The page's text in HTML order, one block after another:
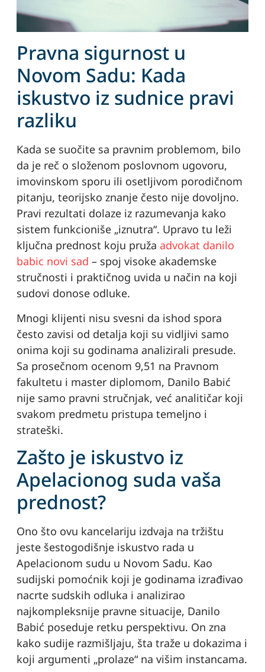
Pravna sigurnost u
Novom Sadu: Kada
iskustvo iz sudnice pravi
razliku
Kada se suočite sa pravnim problemom, bilo
da je reč o složenom poslovnom ugovoru,
imovinskom sporu ili osetljivom porodičnom
pitanju, teorijsko znanje često nije dovoljno.
Pravi rezultati dolaze iz razumevanja kako
sistem funkcioniše „iznutra“. Upravo tu leži
ključna prednost koju pružaadvokat danilo
babic novi sad– spoj visoke akademske
stručnosti i praktičnog uvida u način na koji
sudovi donose odluke.
Mnogi klijenti nisu svesni da ishod spora
često zavisi od detalja koji su vidljivi samo
onima koji su godinama analizirali presude.
Sa prosečnom ocenom 9,51 na Pravnom
fakultetu i master diplomom, Danilo Babić
nije samo pravni stručnjak, već analitičar koji
svakom predmetu pristupa temeljno i
strateški.
Zašto je iskustvo iz
Apelacionog suda vaša
prednost?
Ono što ovu kancelariju izdvaja na tržištu
jeste šestogodišnje iskustvo rada u
Apelacionom sudu u Novom Sadu. Kao
sudijski pomoćnik koji je godinama izrađivao
nacrte sudskih odluka i analizirao
najkompleksnije pravne situacije, Danilo
Babić poseduje retku perspektivu. On zna
kako sudije razmišljaju, šta traže u dokazima i
koji argumenti „prolaze“ na višim instancama.